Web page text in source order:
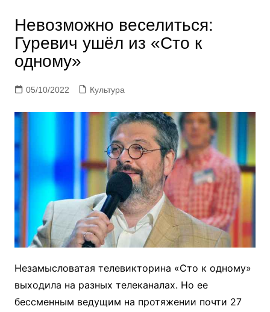
Невозможно веселиться:
Гуревич ушёл из «Сто к
одному»
05/10/2022 Культура
Незамысловатая телевикторина «Сто к одному»
выходила на разных телеканалах. Но ее
бессменным ведущим на протяжении почти 27